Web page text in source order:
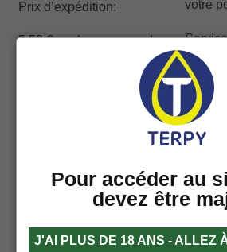
Prix d’expédition:
5,50 € sur les commandes
inférieures ou égales à 59
commandes supérieures à
Moyen de paiement
accepté: carte de
crédit/débit sur le site web
votre
Lun-
Pour accéder au
devez être
J'AI PLUS DE 18 ANS - ALLEZ